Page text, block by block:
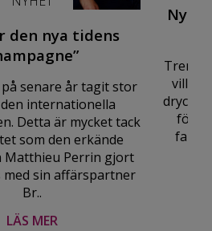
den nya tidens
senare år tagit stor
internationella
Detta är mycket tack
som den erkände
Matthieu Perrin gjort
med sin affärspartner
Br..
LÄS MER
vill